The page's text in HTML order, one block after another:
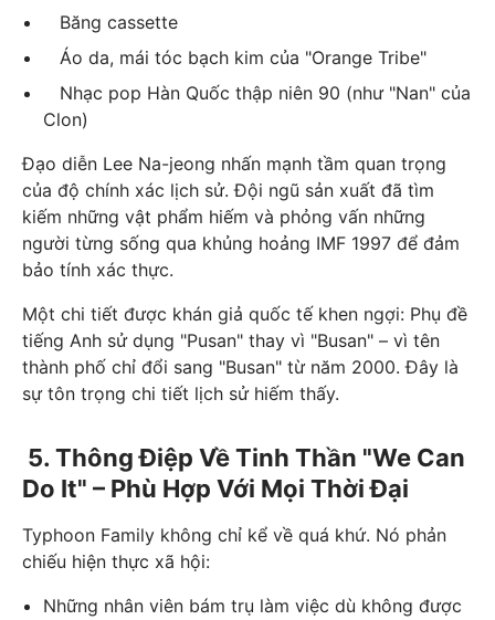
Băng cassette
Áo da, mái tóc bạch kim của "Orange Tribe"
Nhạc pop Hàn Quốc thập niên 90 (như "Nan" của
Clon)
Đạo diễn Lee Na-jeong nhấn mạnh tầm quan trọng
của độ chính xác lịch sử. Đội ngũ sản xuất đã tìm
kiếm những vật phẩm hiếm và phỏng vấn những
người từng sống qua khủng hoảng IMF 1997 để đảm
bảo tính xác thực.
Một chi tiết được khán giả quốc tế khen ngợi: Phụ đề
tiếng Anh sử dụng "Pusan" thay vì "Busan" – vì tên
thành phố chỉ đổi sang "Busan" từ năm 2000. Đây là
sự tôn trọng chi tiết lịch sử hiếm thấy.
5. Thông Điệp Về Tinh Thần "We Can
Do It" – Phù Hợp Với Mọi Thời Đại
Typhoon Family không chỉ kể về quá khứ. Nó phản
chiếu hiện thực xã hội:
Những nhân viên bám trụ làm việc dù không được